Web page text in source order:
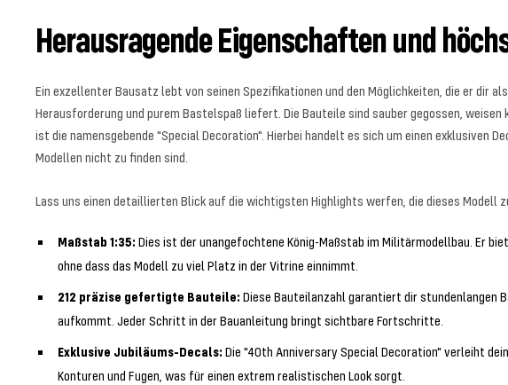
Herausragende Eigenschaften und
Ein exzellenter Bausatz lebt von seinen Spezifikationen und den Möglichkeiten, die er dir
Herausforderung und purem Bastelspaß liefert. Die Bauteile sind sauber gegossen,
ist die namensgebende "Special Decoration". Hierbei handelt es sich um einen exklusiven
Modellen nicht zu finden sind.
Lass uns einen detaillierten Blick auf die wichtigsten Highlights werfen, die dieses Modell
Maßstab 1:35: Dies ist der unangefochtene König-Maßstab im Militärmodellbau. Er
ohne dass das Modell zu viel Platz in der Vitrine einnimmt.
212 präzise gefertigte Bauteile: Diese Bauteilanzahl garantiert dir stundenlangen
aufkommt. Jeder Schritt in der Bauanleitung bringt sichtbare Fortschritte.
Exklusive Jubiläums-Decals: Die "40th Anniversary Special Decoration" verleiht
Konturen und Fugen, was für einen extrem realistischen Look sorgt.